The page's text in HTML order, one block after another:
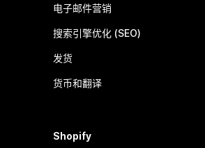
电子邮件营销
搜索引擎优化 (SEO)
发货
货币和翻译
Shopify